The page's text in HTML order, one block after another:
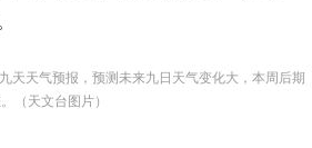
天天气预报，预测未来九日天气变化大，本周后期
（天文台图片）